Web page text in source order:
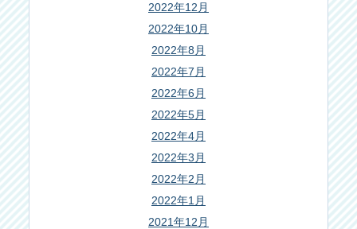
2022年12月
2022年10月
2022年8月
2022年7月
2022年6月
2022年5月
2022年4月
2022年3月
2022年2月
2022年1月
2021年12月